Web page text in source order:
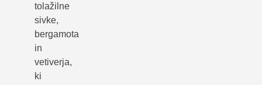
tolažilne
sivke,
bergamota
in
vetiverja,
ki